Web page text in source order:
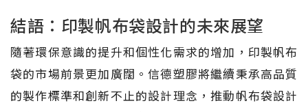
結語：印製帆布袋設計的未來展望
隨著環保意識的提升和個性化需求的增加，印製帆布
袋的市場前景更加廣闊。信德塑膠將繼續秉承高品質
的製作標準和創新不止的設計理念，推動帆布袋設計